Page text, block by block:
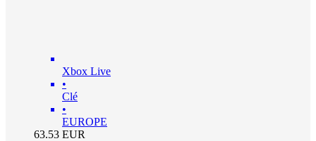
Xbox Live
•
Clé
•
EUROPE
63.53 EUR